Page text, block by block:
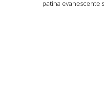
patina evanescente